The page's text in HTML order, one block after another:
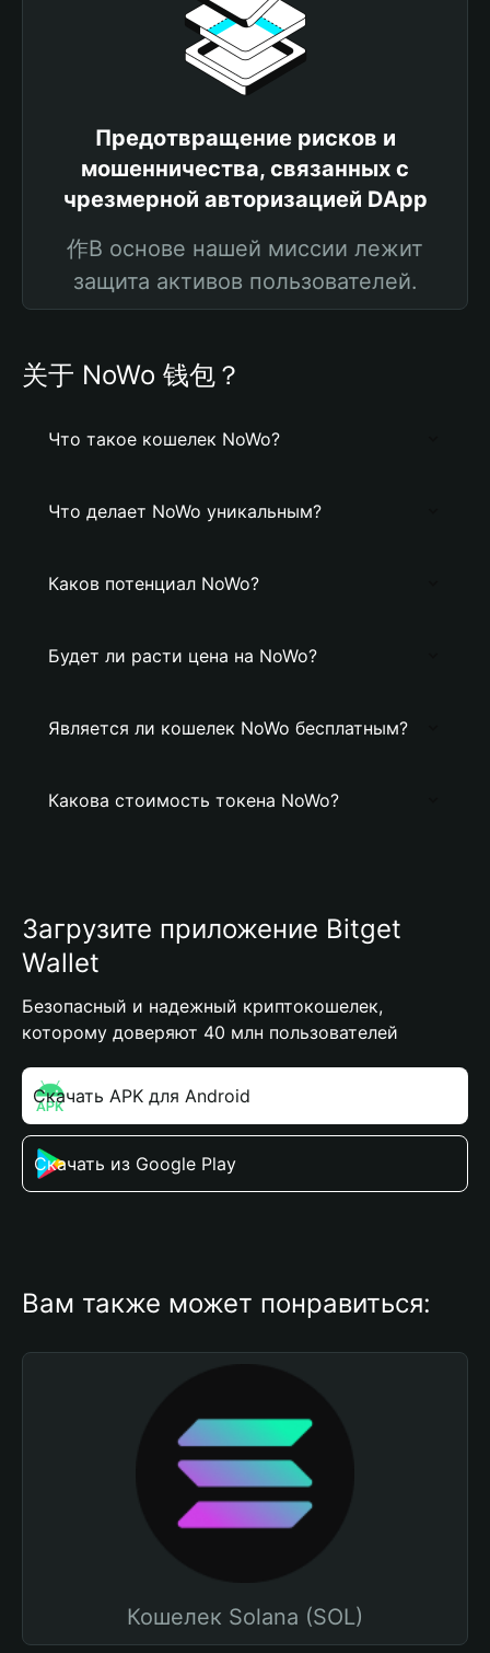
Предотвращение рисков и
мошенничества, связанных с
чрезмерной авторизацией DApp
作В основе нашей миссии лежит
защита активов пользователей.
关于 NoWo 钱包？
Что такое кошелек NoWo?
Что делает NoWo уникальным?
Каков потенциал NoWo?
Будет ли расти цена на NoWo?
Является ли кошелек NoWo бесплатным?
Какова стоимость токена NoWo?
Загрузите приложение Bitget
Wallet
Безопасный и надежный криптокошелек,
которому доверяют 40 млн пользователей
Скачать APK для Android
Скачать из Google Play
Вам также может понравиться:
Кошелек Solana (SOL)